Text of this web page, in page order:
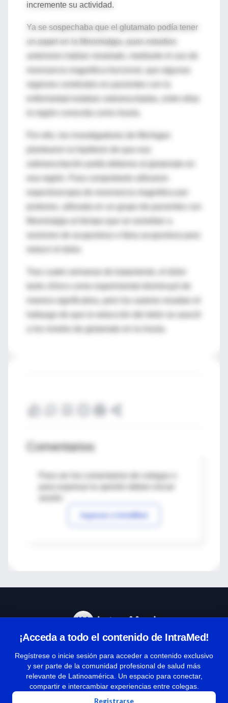
incremente su actividad.
Ya se sospechaba que el glutamato podía tener
un papel en la fibromialgia, pues estudios
resonancia magnética funcional, que algunas
regiones cerebrales en pacientes con la
la región conocida como ínsula.
Por ello, los investigadores de Michigan
esa región. Para comprobarlo utilizaron
espectroscopia de resonancia magnética por
protones, utilizada en un grupo de pacientes con
fibromialgia al tiempo que se sometían a
sesiones de acupuntura o falsa acupuntura para
manera significativa, pero los autores resaltan el
hallazgo de que la reducción del dolor se asoció
Comentarios
Para ver los comentarios de colegas o
Ingresar a IntraMed
¡Acceda a todo el contenido de IntraMed!
Regístrese o inicie sesión para acceder a contenido exclusivo
y ser parte de la comunidad profesional de salud más
relevante de Latinoamérica. Un espacio para conectar,
compartir e intercambiar experiencias entre colegas.
Registrarse
Términos y condiciones
| Políticas de privacidad